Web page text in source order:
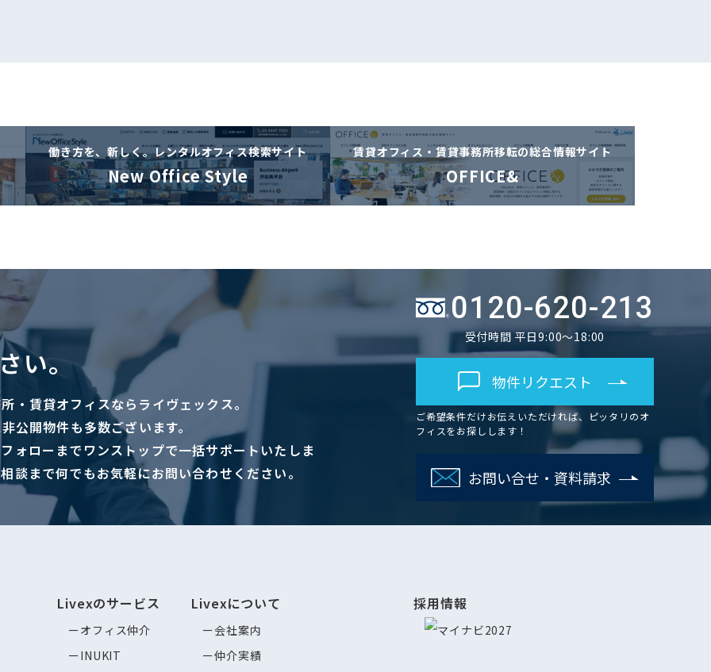
働き方を、新しく。レンタルオフィス検索サイト
New Office Style
賃貸オフィス・賃貸事務所移転の総合情報サイト
OFFICE&
い。
・賃貸オフィスならライヴェックス。
公開物件も多数ございます。
ォローまでワンストップで一括サポートいたしま
談まで何でもお気軽にお問い合わせください。
0120-620-213
受付時間 平日9:00～18:00
物件リクエスト
ご希望条件だけお伝えいただければ、ピッタリのオ
フィスをお探しします！
お問い合せ・資料請求
Livexのサービス
オフィス仲介
INUKIT
Livexについて
会社案内
仲介実績
採用情報